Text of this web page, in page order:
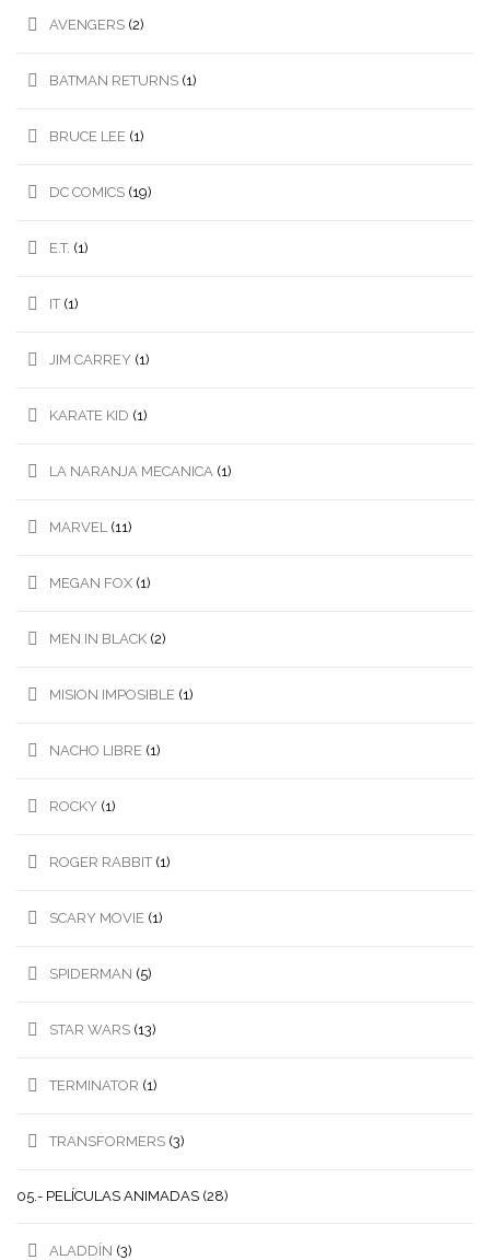
AVENGERS (2)
BATMAN RETURNS (1)
BRUCE LEE (1)
DC COMICS (19)
E.T. (1)
IT (1)
JIM CARREY (1)
KARATE KID (1)
LA NARANJA MECANICA (1)
MARVEL (11)
MEGAN FOX (1)
MEN IN BLACK (2)
MISION IMPOSIBLE (1)
NACHO LIBRE (1)
ROCKY (1)
ROGER RABBIT (1)
SCARY MOVIE (1)
SPIDERMAN (5)
STAR WARS (13)
TERMINATOR (1)
TRANSFORMERS (3)
05.- PELÍCULAS ANIMADAS (28)
ALADDÍN (3)